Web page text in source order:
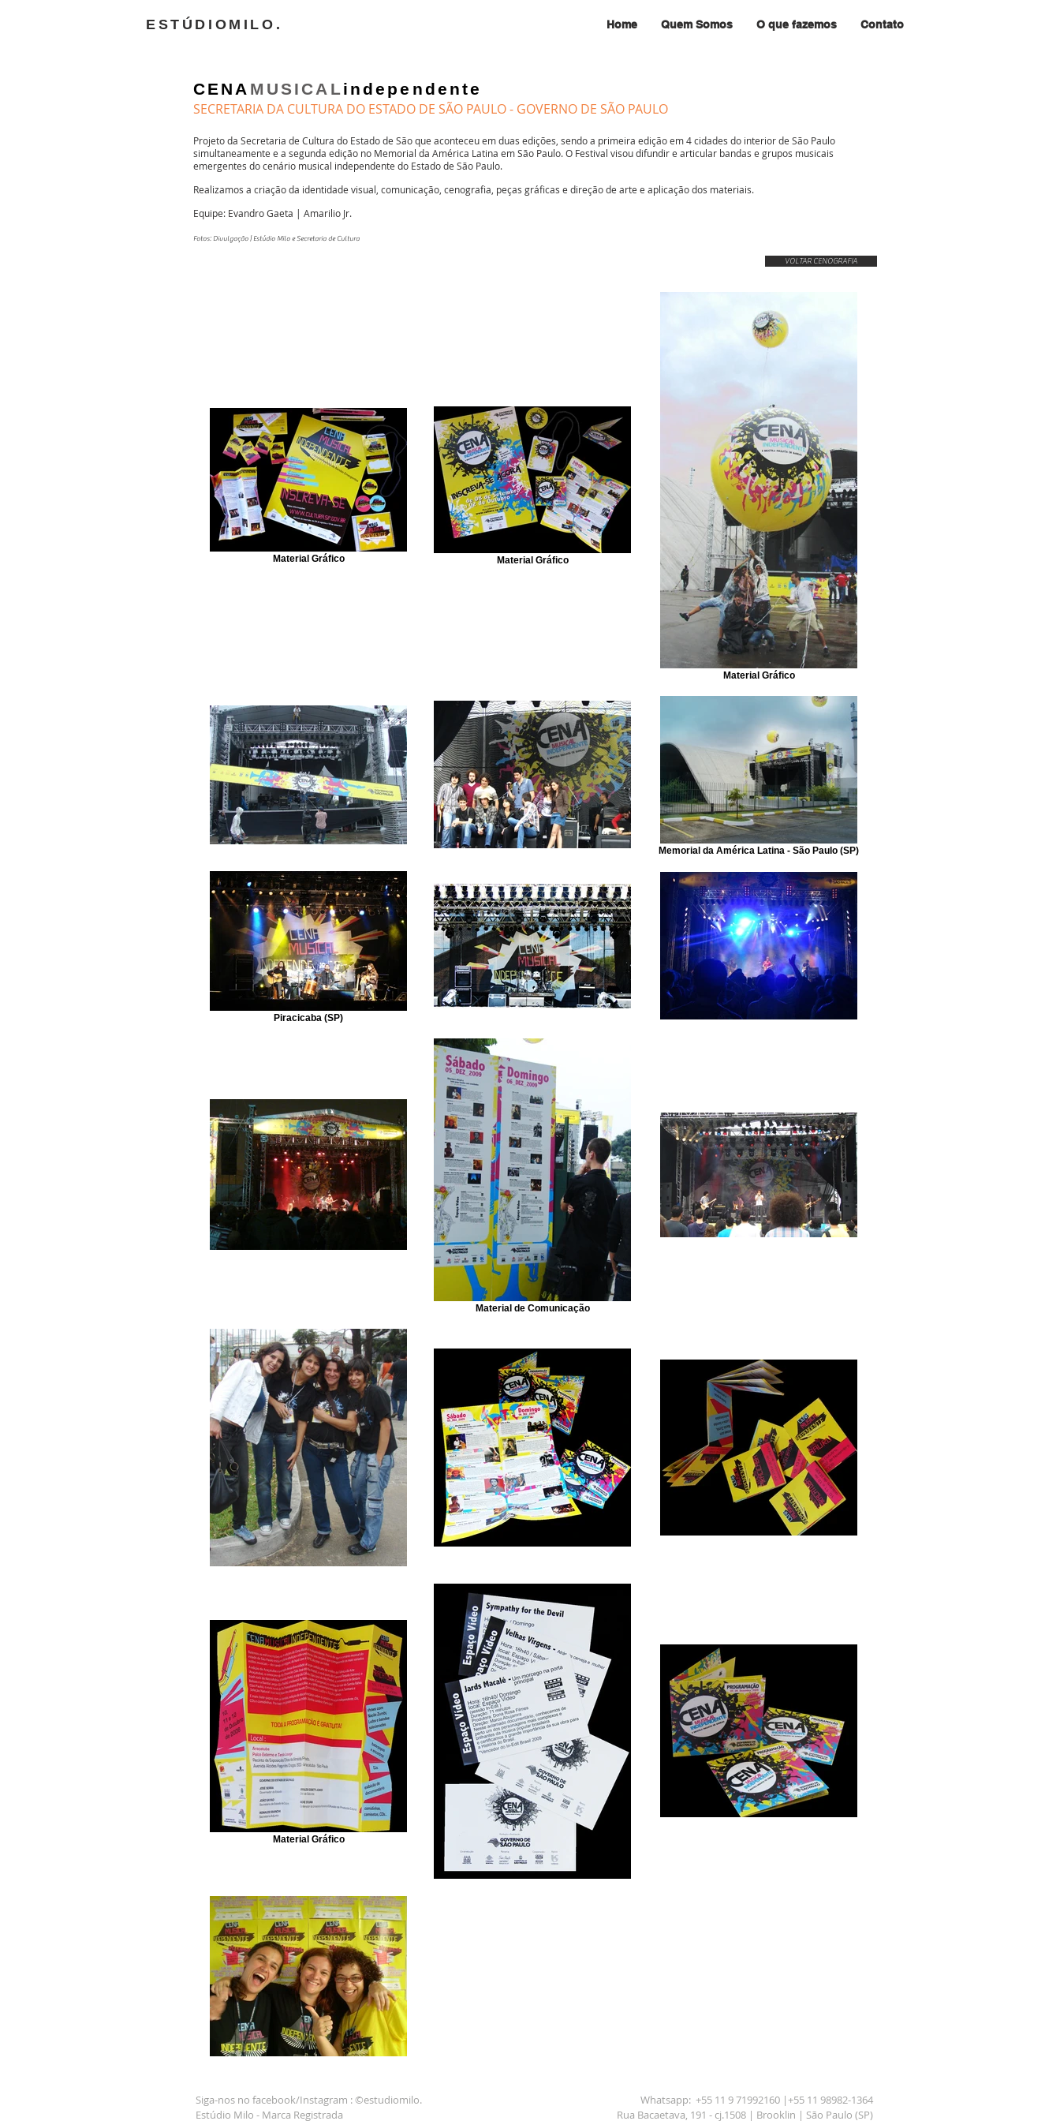
ESTÚDIOMILO. Home Quem Somos O que fazemos Contato
CENA MUSICALindependente
SECRETARIA DA CULTURA DO ESTADO DE SÃO PAULO - GOVERNO DE SÃO PAULO
Projeto da Secretaria de Cultura do Estado de São que aconteceu em duas edições, sendo a primeira edição em 4 cidades do interior de São Paulo
simultaneamente e a segunda edição no Memorial da América Latina em São Paulo. O Festival visou difundir e articular bandas e grupos musicais
emergentes do cenário musical independente do Estado de São Paulo.
Realizamos a criação da identidade visual, comunicação, cenografia, peças gráficas e direção de arte e aplicação dos materiais.
Equipe: Evandro Gaeta | Amarilio Jr.
Fotos: Divulgação | Estúdio Milo e Secretaria de Cultura
VOLTAR CENOGRAFIA
Material Gráfico Material Gráfico
Material Gráfico
Memorial da América Latina - São Paulo (SP)
Piracicaba (SP)
Material de Comunicação
Material Gráfico
Siga-nos no facebook/Instagram : ©estudiomilo.
Estúdio Milo - Marca Registrada
Whatsapp: +55 11 9 71992160 |+55 11 98982-1364
Rua Bacaetava, 191 - cj.1508 | Brooklin | São Paulo (SP)